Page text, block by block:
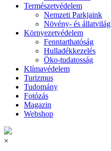
Természetvédelem
Nemzeti Parkjaink
Növény- és állatvilág
Környezetvédelem
Fenntarthatóság
Hulladékkezelés
Öko-tudatosság
Klímavédelem
Turizmus
Tudomány
Fotózás
Magazin
Webshop
×